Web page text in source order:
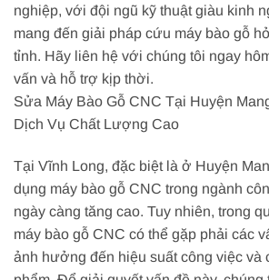
nghiệp, với đội ngũ kỹ thuật giàu kinh
mang đến giải pháp cứu máy bào gỗ
tỉnh. Hãy liên hệ với chúng tôi ngay
vấn và hỗ trợ kịp thời.
Sửa Máy Bào Gỗ CNC Tại Huyện
Dịch Vụ Chất Lượng Cao
Tại Vĩnh Long, đặc biệt là ở Huyện
dụng máy bào gỗ CNC trong ngành
ngày càng tăng cao. Tuy nhiên, trong
máy bào gỗ CNC có thể gặp phải các
ảnh hưởng đến hiệu suất công việc và